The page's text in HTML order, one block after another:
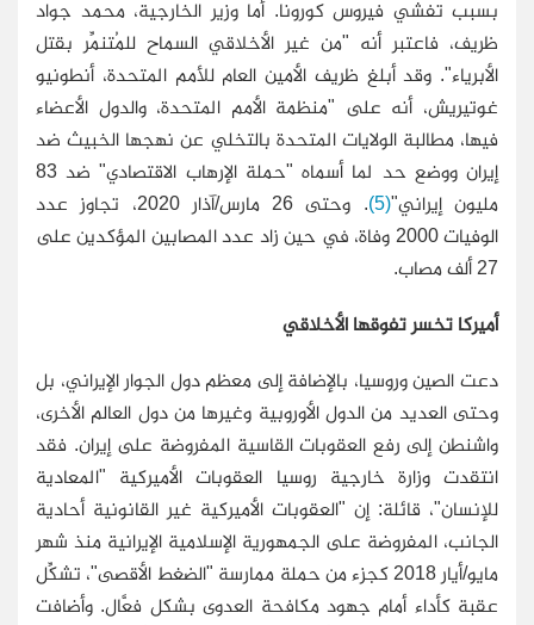
بسبب تفشي فيروس كورونا. أما وزير الخارجية، محمد جواد
ظريف، فاعتبر أنه "من غير الأخلاقي السماح للمُتنمِّر بقتل
الأبرياء". وقد أبلغ ظريف الأمين العام للأمم المتحدة، أنطونيو
غوتيريش، أنه على "منظمة الأمم المتحدة، والدول الأعضاء
فيها، مطالبة الولايات المتحدة بالتخلي عن نهجها الخبيث ضد
إيران ووضع حد لما أسماه "حملة الإرهاب الاقتصادي" ضد 83
مليون إيراني"(5)
. وحتى 26 مارس/آذار 2020، تجاوز عدد
الوفيات 2000 وفاة، في حين زاد عدد المصابين المؤكدين على
27 ألف مصاب.
أميركا تخسر تفوقها الأخلاقي
دعت الصين وروسيا، بالإضافة إلى معظم دول الجوار الإيراني، بل
وحتى العديد من الدول الأوروبية وغيرها من دول العالم الأخرى،
واشنطن إلى رفع العقوبات القاسية المفروضة على إيران. فقد
انتقدت وزارة خارجية روسيا العقوبات الأميركية "المعادية
للإنسان"، قائلة: إن "العقوبات الأميركية غير القانونية أحادية
الجانب، المفروضة على الجمهورية الإسلامية الإيرانية منذ شهر
مايو/أيار 2018 كجزء من حملة ممارسة "الضغط الأقصى"، تشكِّل
عقبة كأداء أمام جهود مكافحة العدوى بشكل فعَّال. وأضافت